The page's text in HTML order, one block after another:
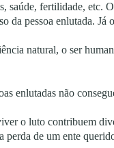
saúde, fertilidade, etc.
da pessoa enlutada.
natural, o ser
enlutadas não
o luto contribuem
perda de um ente